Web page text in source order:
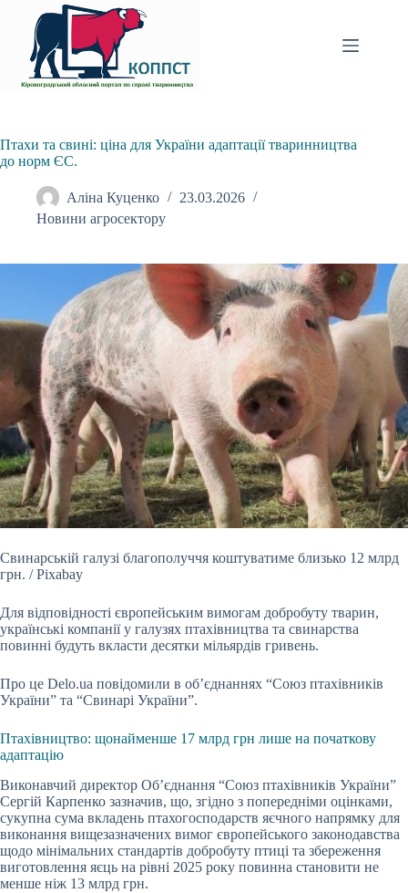
вмісту
Птахи та свині: ціна для України адаптації тваринництва
до норм ЄС.
Аліна Куценко
23.03.2026
Новини агросектору
Свинарській галузі благополуччя коштуватиме близько 12 млрд
грн. / Pixabay
Для відповідності європейським вимогам добробуту тварин,
українські компанії у галузях птахівництва та свинарства
повинні будуть вкласти десятки мільярдів гривень.
Про це Delo.ua повідомили в об’єднаннях “Союз птахівників
України” та “Свинарі України”.
Птахівництво: щонайменше 17 млрд грн лише на початкову
адаптацію
Виконавчий директор Об’єднання “Союз птахівників України”
Сергій Карпенко зазначив, що, згідно з попередніми оцінками,
сукупна сума вкладень птахогосподарств яєчного напрямку для
виконання вищезазначених вимог європейського законодавства
щодо мінімальних стандартів добробуту птиці та збереження
виготовлення яєць на рівні 2025 року повинна становити не
менше ніж 13 млрд грн.